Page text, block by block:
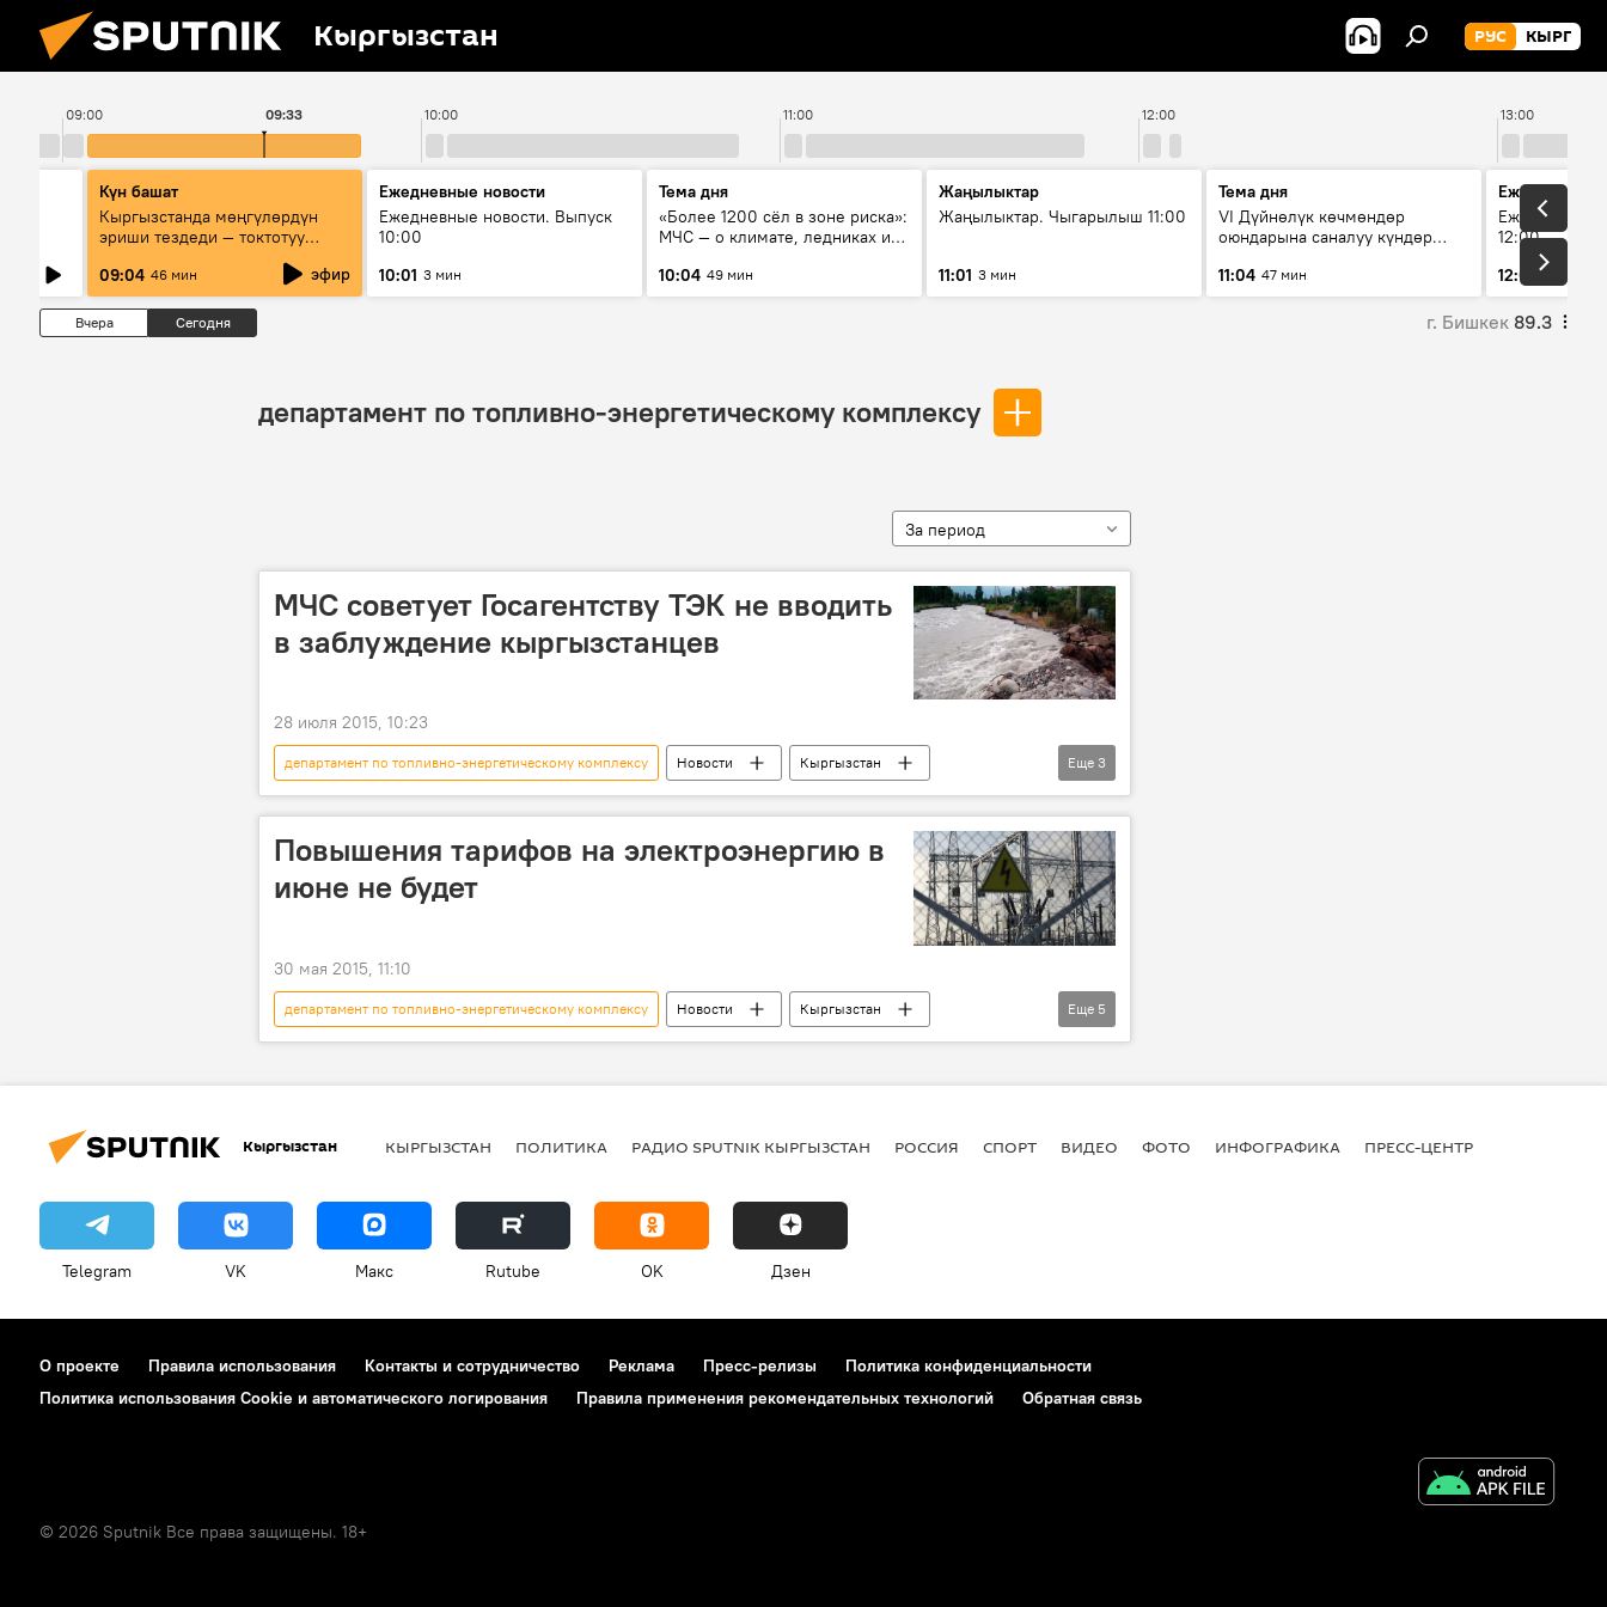
Кыргызстан РУС КЫРГ
09:00 10:00 11:00 12:00 13:00
09:33
Күн башат
Кыргызстанда мөңгүлөрдүн
эриши тездеди — токтотуу
09:04 46 мин эфир
Ежедневные новости
Ежедневные новости. Выпуск
10:00
10:01 3 мин
Тема дня
«Более 1200 сёл в зоне риска»:
МЧС — о климате, ледниках и
населения
10:04 49 мин
Жаңылыктар
Жаңылыктар. Чыгарылыш 11:00
11:01 3 мин
Тема дня
VI Дүйнөлүк көчмөндөр
оюндарына саналуу күндөр
этапка жетти?
11:04 47 мин
Ежедневные
Ежедневные
12:00
12:01
3 мин
Вчера Сегодня г. Бишкек 89.3
департамент по топливно-энергетическому комплексу
За период
МЧС советует Госагентству ТЭК не вводить
в заблуждение кыргызстанцев
28 июля 2015, 10:23
департамент по топливно-энергетическому комплексу Новости
Кыргызстан
Общество
МЧС Кыргызгидромет обвинение
Еще 3
Повышения тарифов на электроэнергию в
июне не будет
30 мая 2015, 11:10
департамент по топливно-энергетическому комплексу Новости
Кыргызстан
экономика
Общество Нурбек Элебаев электроэнергия цена
Еще 5
Кыргызстан КЫРГЫЗСТАН ПОЛИТИКА РАДИО SPUTNIK КЫРГЫЗСТАН РОССИЯ СПОРТ ВИДЕО ФОТО ИНФОГРАФИКА ПРЕСС-ЦЕНТР
Telegram VK Макс Rutube OK Дзен
О проекте Правила использования Контакты и сотрудничество Реклама Пресс-релизы
Политика конфиденциальности
Политика использования Cookie и автоматического логирования
Правила применения рекомендательных технологий Обратная связь
© 2026 Sputnik Все права защищены. 18+